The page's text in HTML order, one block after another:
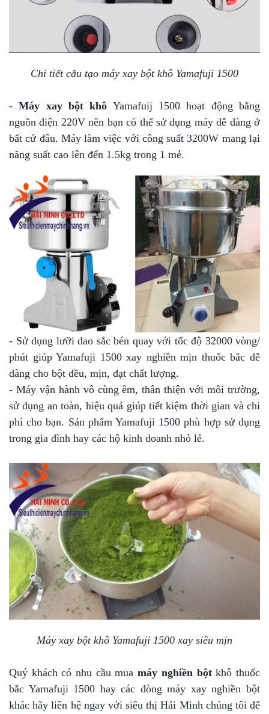
Chi tiết cấu tạo máy xay bột khô Yamafuji 1500
-Máy xay bột khô Yamafuij 1500 hoạt động bằng
nguồn điện 220V nên bạn có thể sử dụng máy dễ dàng ở
bất cứ đâu. Máy làm việc với công suất 3200W mang lại
năng suất cao lên đến 1.5kg trong 1 mẻ.
- Sử dụng lưỡi dao sắc bén quay với tốc độ 32000 vòng/
phút giúpYamafuji 1500xay nghiền mịn thuốc bắc dễ
dàng cho bột đều, mịn, đạt chất lượng.
- Máy vận hành vô cùng êm, thân thiện với môi trường,
sử dụng an toàn, hiệu quả giúp tiết kiệm thời gian và chi
phí cho bạn. Sản phẩm Yamafuji 1500 phù hợp sử dụng
trong gia đình hay các hộ kinh doanh nhỏ lẻ.
Máy xay bột khô Yamafuji 1500 xay siêu mịn
Quý khách có nhu cầu muamáy nghiền bộtkhô thuốc
bắc Yamafuji 1500 hay các dòng máy xay nghiền bột
khác hãy liên hệ ngay với siêu thị Hải Minh chúng tôi để